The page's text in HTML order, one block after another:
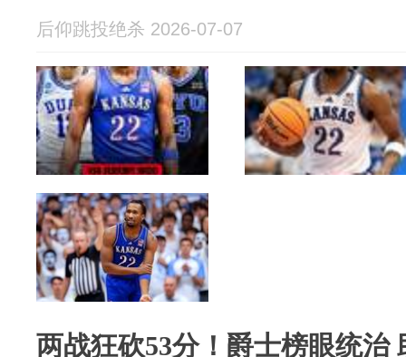
后仰跳投绝杀 2026-07-07
两战狂砍53分！爵士榜眼统治